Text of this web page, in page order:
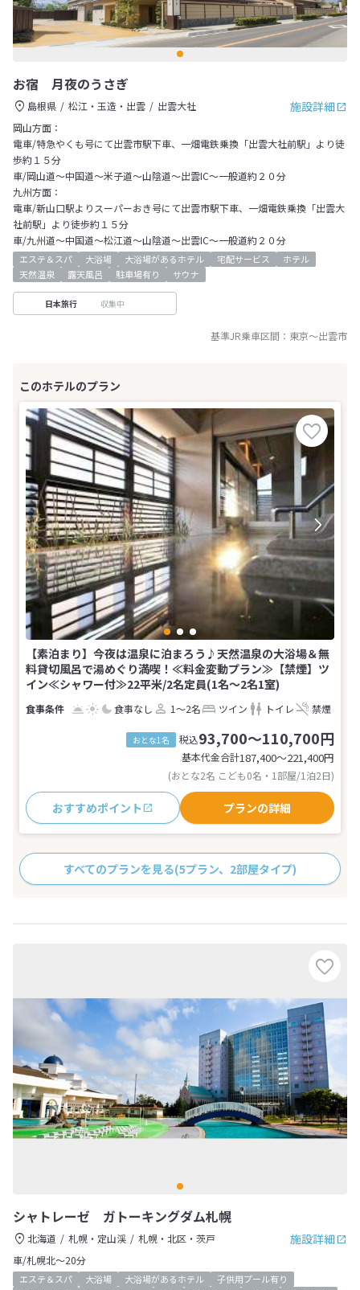
お宿 月夜のうさぎ
施設詳細
島根県 松江・玉造・出雲
出雲大社
岡山方面：
電車/特急やくも号にて出雲市駅下車、一畑電鉄乗換「出雲大社前駅」より徒
歩約１５分
車/岡山道～中国道～米子道～山陰道～出雲IC～一般道約２０分
九州方面：
電車/新山口駅よりスーパーおき号にて出雲市駅下車、一畑電鉄乗換「出雲大
社前駅」より徒歩約１５分
車/九州道～中国道～松江道～山陰道～出雲IC～一般道約２０分
エステ＆スパ 大浴場 大浴場があるホテル 宅配サービス
ホテル
天然温泉
露天風呂 駐車場有り サウナ
日本旅行 収集中
基準JR乗車区間： 東京～出雲市
【素泊まり】今夜は温泉に泊まろう♪天然温泉の大浴場＆無
料貸切風呂で湯めぐり満喫！≪料金変動プラン≫【禁煙】ツ
イン≪シャワー付≫22平米/2名定員(1名～2名1室)
食事なし 1～2名 ツイン トイレ 禁煙
おとな1名 税込93,700～110,700円
基本代金合計187,400〜221,400円
(おとな2名 こども0名・1部屋/1泊2日)
おすすめポイント プランの詳細
すべてのプランを見る(5プラン、2部屋タイプ)
シャトレーゼ ガトーキングダム札幌
施設詳細
北海道 札幌・定山渓
札幌・北区・茨戸
車/札幌北～20分
エステ＆スパ 大浴場 大浴場があるホテル
子供用プール有り